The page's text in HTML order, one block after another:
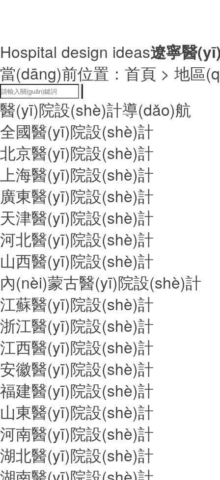
Hospital design ideas遼寧醫
當(dāng)前位置： 首頁 > 地區
醫(yī)院設(shè)計導(dǎo)航
全國醫(yī)院設(shè)計
北京醫(yī)院設(shè)計
上海醫(yī)院設(shè)計
廣東醫(yī)院設(shè)計
天津醫(yī)院設(shè)計
河北醫(yī)院設(shè)計
山西醫(yī)院設(shè)計
內(nèi)蒙古醫(yī)院設(shè)計
江蘇醫(yī)院設(shè)計
浙江醫(yī)院設(shè)計
江西醫(yī)院設(shè)計
安徽醫(yī)院設(shè)計
福建醫(yī)院設(shè)計
山東醫(yī)院設(shè)計
河南醫(yī)院設(shè)計
湖北醫(yī)院設(shè)計